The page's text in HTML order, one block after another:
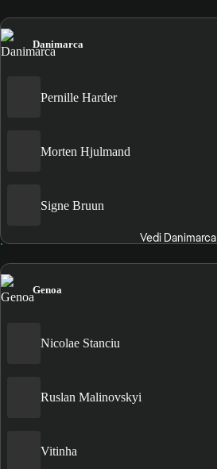
Danimarca
Pernille Harder
Morten Hjulmand
Signe Bruun
Vedi Danimarca
Genoa
Nicolae Stanciu
Ruslan Malinovskyi
Vitinha